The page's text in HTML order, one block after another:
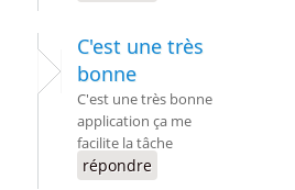
C'est une très
bonne
C'est une très bonne
application ça me
facilite la tâche
répondre